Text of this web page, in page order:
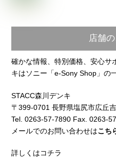
店舗
確かな情報、特別価格、安心
キはソニー「e-Sony Shop」の
STACC森川デンキ
〒399-0701 長野県塩尻市広丘
Tel. 0263-57-7890 Fax. 0263-
メールでのお問い合わせはこち
詳しくはコチラ